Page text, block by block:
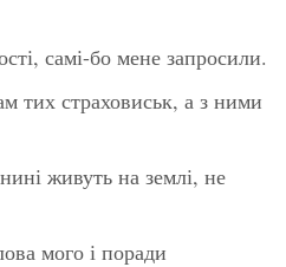
самі-бо мене запросили.
тих страховиськ, а з ними
живуть на землі, не
мого і поради